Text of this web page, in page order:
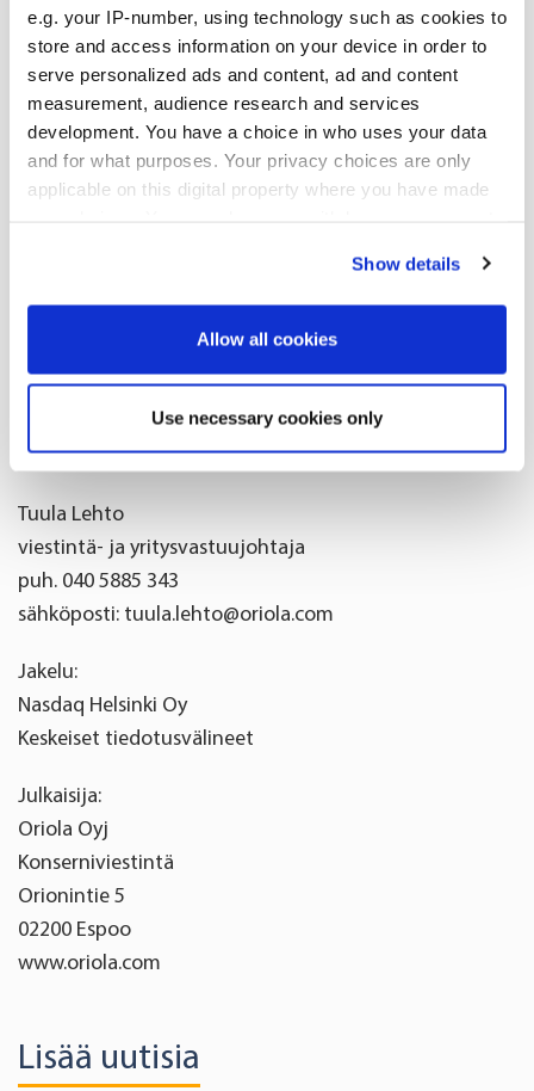
e.g. your IP-number, using technology such as cookies to
store and access information on your device in order to
serve personalized ads and content, ad and content
measurement, audience research and services
development. You have a choice in who uses your data
and for what purposes. Your privacy choices are only
applicable on this digital property where you have made
If you allow, we would also like to:
Identify your device by actively scanning it for
specific characteristics (fingerprinting)
Find out more about how your personal data is processed
and set your preferences in the
We use cookies to offer you a better user experience,
preferences below or at any time later.
Show details
Allow all cookies
Use necessary cookies only
suorahakukonsultti
2012–2017 Outotec Oyj, useissa johtotehtävissä, kuten
globaalin varaosaliiketoiminnan ja
palveluliiketoiminnan kehityksen johtaja
Lisäksi tehtäviä HR-konsultoinnin parissa vuodesta
2006, kuten Manager, People & Change Consulting
PwC:llä ja Senior Manager, Human Capital Advisory
Lisätietoja:
toimitusjohtaja
puh. 010 429 2109
sähköposti: juko.hakala@oriola.com
Tuula Lehto
viestintä- ja yritysvastuujohtaja
puh. 040 5885 343
sähköposti: tuula.lehto@oriola.com
Jakelu:
Nasdaq Helsinki Oy
Keskeiset tiedotusvälineet
Julkaisija:
Oriola Oyj
Konserniviestintä
Orionintie 5
02200 Espoo
www.oriola.com
Lisää uutisia